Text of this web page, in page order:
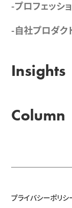
-プロフェッシ
-自社プロダク
Insights
Column
プライバシーポリシ